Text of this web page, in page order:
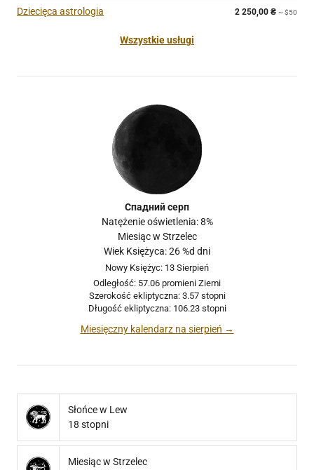
Dziecięca astrologia 2 250,00 ₴ ~ $50
Wszystkie usługi
Спадний серп
Natężenie oświetlenia: 8%
Miesiąc w Strzelec
Wiek Księżyca: 26 %d dni
Nowy Księżyc: 13 Sierpień
Odległość: 57.06 promieni Ziemi
Szerokość ekliptyczna: 3.57 stopni
Długość ekliptyczna: 106.23 stopni
Miesięczny kalendarz na sierpień →
Słońce w Lew
18 stopni
Miesiąc w Strzelec